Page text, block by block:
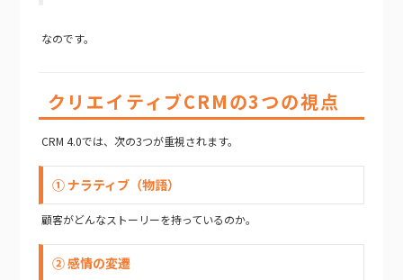
なのです。
クリエイティブCRMの3つの視点
CRM 4.0では、次の3つが重視されます。
① ナラティブ（物語）
顧客がどんなストーリーを持っているのか。
② 感情の変遷